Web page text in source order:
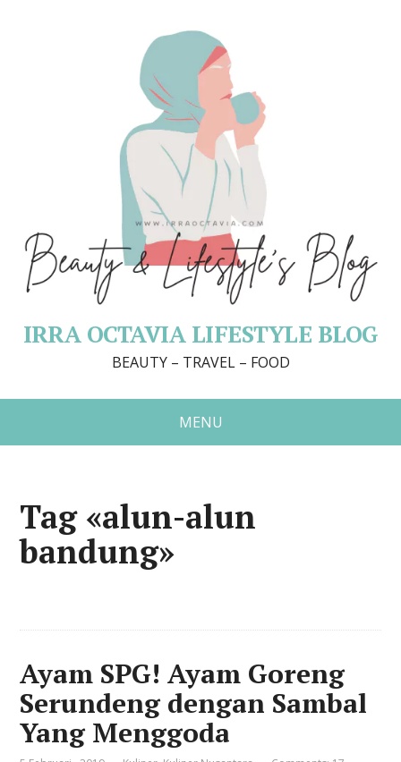
IRRA OCTAVIA LIFESTYLE BLOG
BEAUTY – TRAVEL – FOOD
MENU
Tag «alun-alun
bandung»
Ayam SPG! Ayam Goreng
Serundeng dengan Sambal
Yang Menggoda